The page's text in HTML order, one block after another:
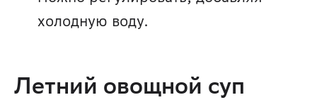
холодную воду.
Летний овощной суп